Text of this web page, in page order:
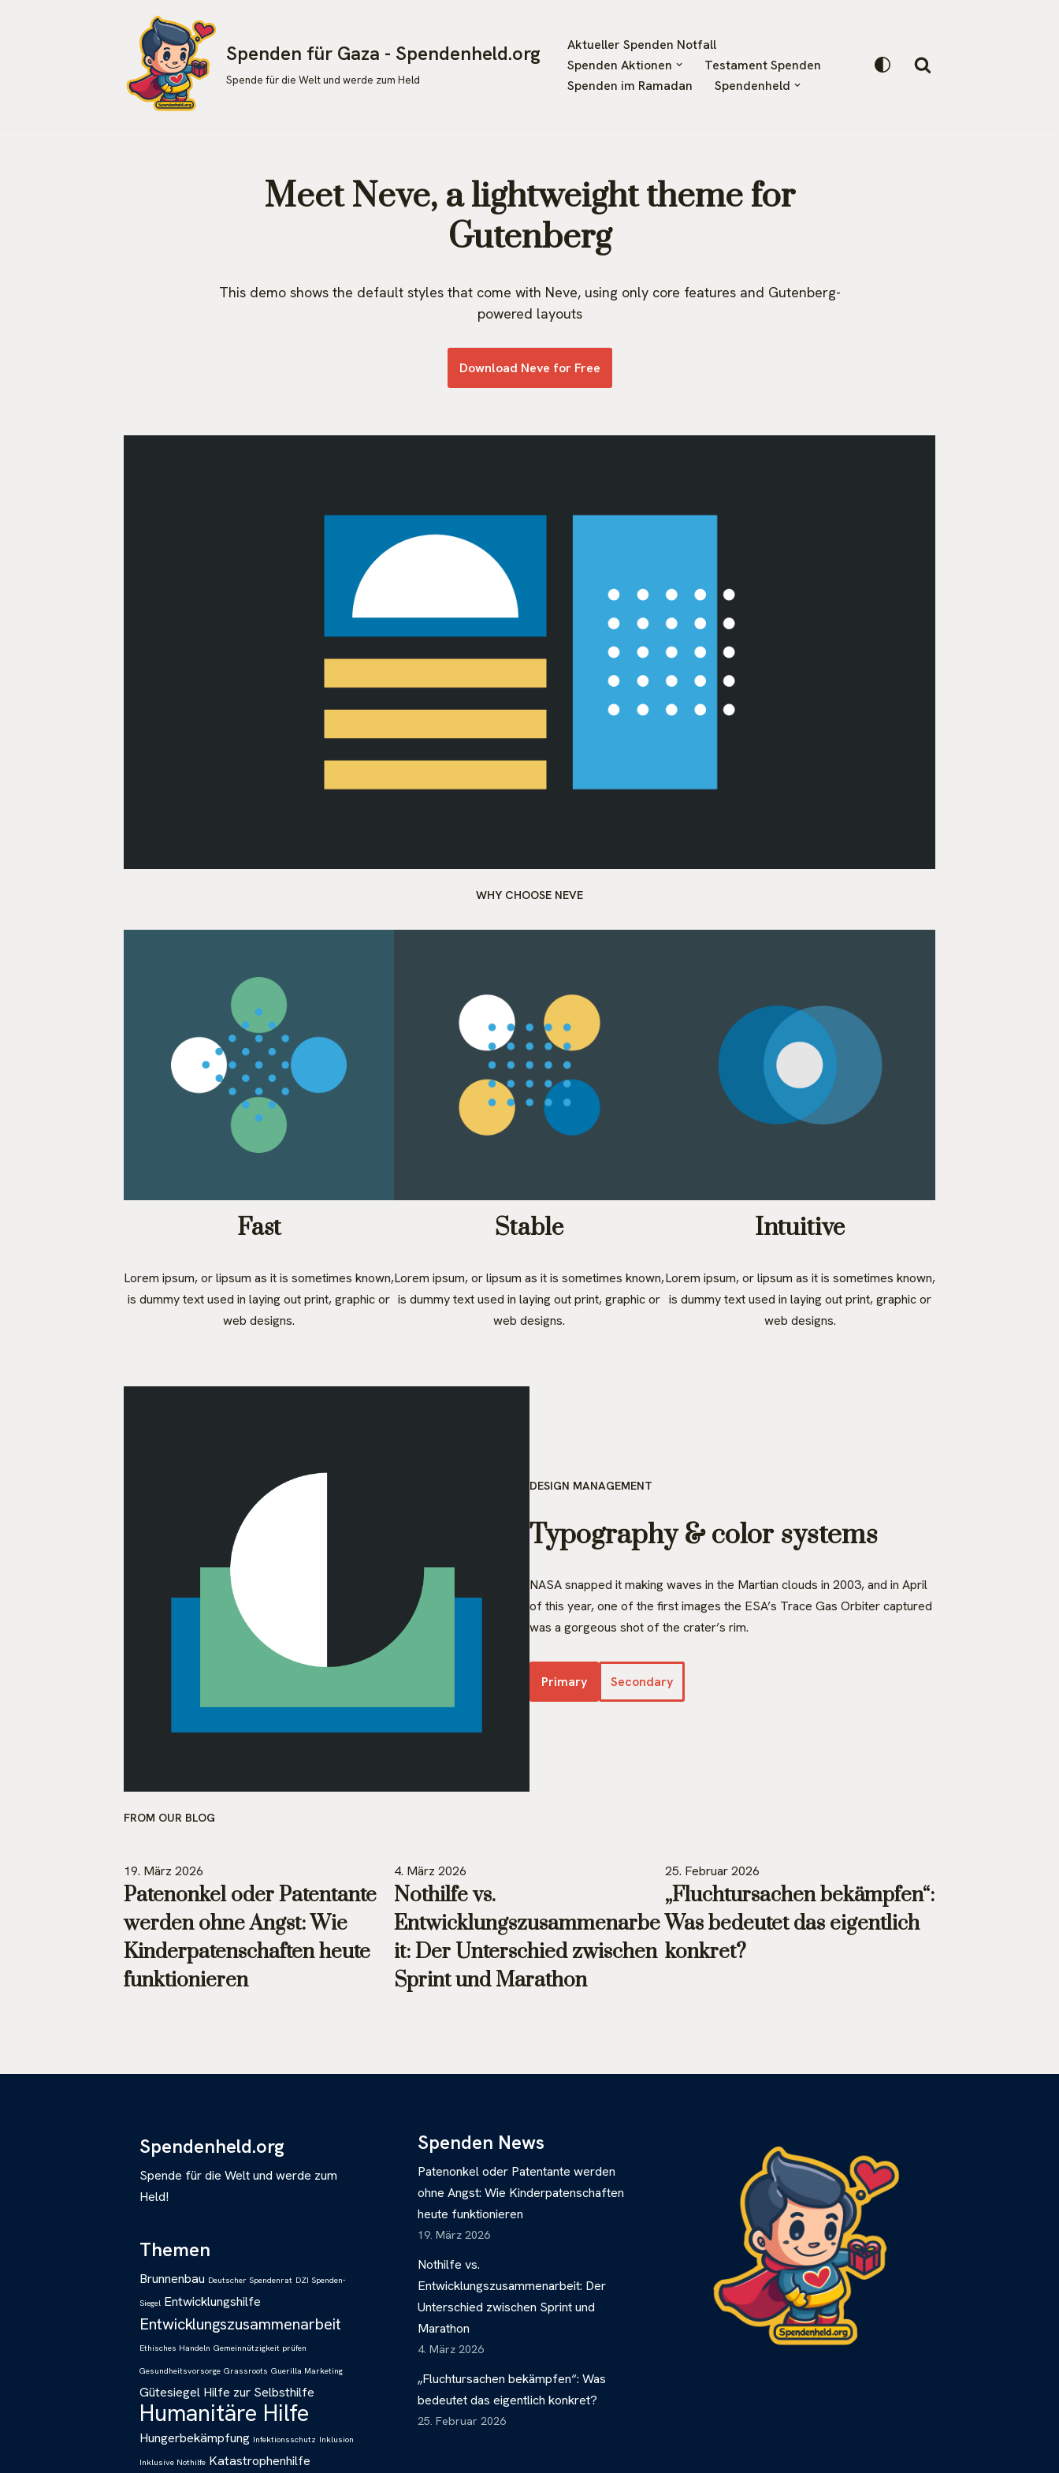
Spenden für Gaza - Spendenheld.org
Spende für die Welt und werde zum Held
Aktueller Spenden Notfall
Spenden Aktionen
Testament Spenden
Spenden im Ramadan
Spendenheld
Meet Neve, a lightweight theme for
Gutenberg
This demo shows the default styles that come with Neve, using only core features and Gutenberg-
powered layouts
Download Neve for Free
WHY CHOOSE NEVE
Fast
Lorem ipsum, or lipsum as it is sometimes known,
is dummy text used in laying out print, graphic or
web designs.
Stable
Lorem ipsum, or lipsum as it is sometimes known,
is dummy text used in laying out print, graphic or
web designs.
Intuitive
Lorem ipsum, or lipsum as it is sometimes known,
is dummy text used in laying out print, graphic or
web designs.
DESIGN MANAGEMENT
Typography & color systems
NASA snapped it making waves in the Martian clouds in 2003, and in April
of this year, one of the first images the ESA’s Trace Gas Orbiter captured
was a gorgeous shot of the crater’s rim.
Primary Secondary
FROM OUR BLOG
19. März 2026
Patenonkel oder Patentante
werden ohne Angst: Wie
Kinderpatenschaften heute
funktionieren
4. März 2026
Nothilfe vs.
Entwicklungszusammenarbe
it: Der Unterschied zwischen
Sprint und Marathon
25. Februar 2026
„Fluchtursachen bekämpfen“:
Was bedeutet das eigentlich
konkret?
Spendenheld.org
Spende für die Welt und werde zum
Held!
Themen
Brunnenbau Deutscher Spendenrat DZI Spenden-
Siegel Entwicklungshilfe
Entwicklungszusammenarbeit
Ethisches Handeln Gemeinnützigkeit prüfen
Gesundheitsvorsorge Grassroots Guerilla Marketing
Gütesiegel Hilfe zur Selbsthilfe
Humanitäre Hilfe
Hungerbekämpfung Infektionsschutz Inklusion
Inklusive Nothilfe Katastrophenhilfe
Spenden News
Patenonkel oder Patentante werden
ohne Angst: Wie Kinderpatenschaften
heute funktionieren
19. März 2026
Nothilfe vs.
Entwicklungszusammenarbeit: Der
Unterschied zwischen Sprint und
Marathon
4. März 2026
„Fluchtursachen bekämpfen“: Was
bedeutet das eigentlich konkret?
25. Februar 2026